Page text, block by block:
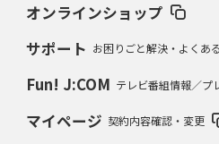
オンラインショップ
サポート お困りごと解決・よくあ
Fun! J:COM テレビ番組情報／プ
マイページ 契約内容確認・変更